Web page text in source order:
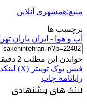
منبع:همشهری آنلاین
برچسب ها
آب و هوا - ایران باران
خواندن این مطلب 2 دقیقه زمان میبرد
فیس بوک توییتر (X)
رایانامه چاپ
لینک های پیشنهادی